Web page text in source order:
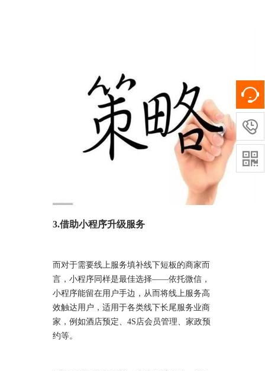
3.借助小程序升级服务
而对于需要线上服务填补线下短板的商家而
言，小程序同样是最佳选择——依托微信，
小程序能留在用户手边，从而将线上服务高
效触达用户，适用于各类线下长尾服务业商
家，例如酒店预定、4S店会员管理、家政预
约等。

